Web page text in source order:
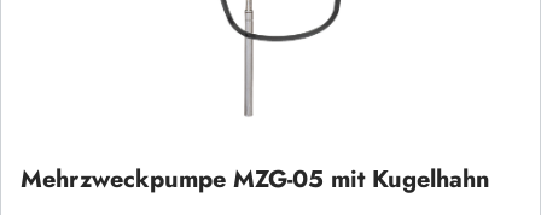
Mehrzweckpumpe MZG-05 mit Kugelhahn